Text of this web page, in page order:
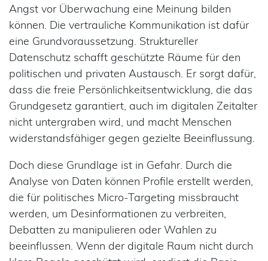
Angst vor Überwachung eine Meinung bilden
können. Die vertrauliche Kommunikation ist dafür
eine Grundvoraussetzung. Struktureller
Datenschutz schafft geschützte Räume für den
politischen und privaten Austausch. Er sorgt dafür,
dass die freie Persönlichkeitsentwicklung, die das
Grundgesetz garantiert, auch im digitalen Zeitalter
nicht untergraben wird, und macht Menschen
widerstandsfähiger gegen gezielte Beeinflussung.
Doch diese Grundlage ist in Gefahr. Durch die
Analyse von Daten können Profile erstellt werden,
die für politisches Micro-Targeting missbraucht
werden, um Desinformationen zu verbreiten,
Debatten zu manipulieren oder Wahlen zu
beeinflussen. Wenn der digitale Raum nicht durch